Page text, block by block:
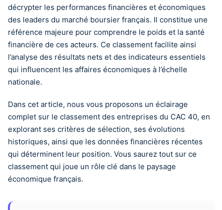
décrypter les performances financières et économiques
des leaders du marché boursier français. Il constitue une
référence majeure pour comprendre le poids et la santé
financière de ces acteurs. Ce classement facilite ainsi
l’analyse des résultats nets et des indicateurs essentiels
qui influencent les affaires économiques à l’échelle
nationale.
Dans cet article, nous vous proposons un éclairage
complet sur le classement des entreprises du CAC 40, en
explorant ses critères de sélection, ses évolutions
historiques, ainsi que les données financières récentes
qui déterminent leur position. Vous saurez tout sur ce
classement qui joue un rôle clé dans le paysage
économique français.